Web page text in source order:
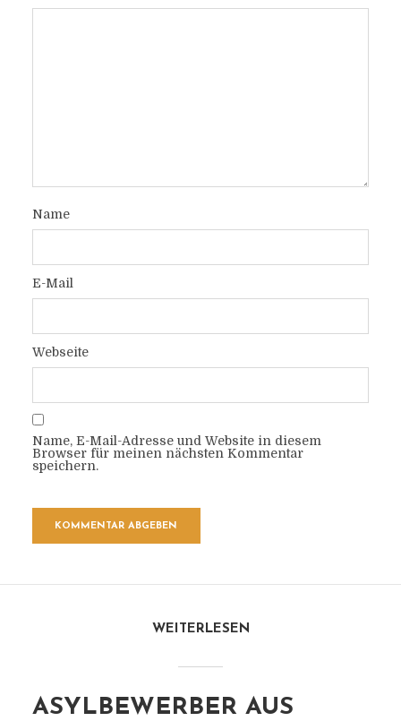
Name
E-Mail
Webseite
Name, E-Mail-Adresse und Website in diesem
Browser für meinen nächsten Kommentar
speichern.
WEITERLESEN
ASYLBEWERBER AUS